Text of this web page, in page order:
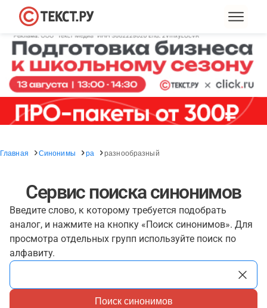
Главная Синонимы ра разнообразный
Сервис поиска синонимов
Введите слово, к которому требуется подобрать
аналог, и нажмите на кнопку «Поиск синонимов». Для
просмотра отдельных групп используйте поиск по
алфавиту.
Поиск синонимов